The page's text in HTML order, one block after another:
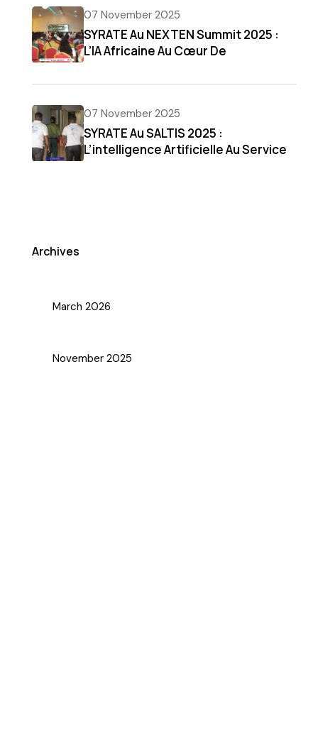
07 November 2025
SYRATE Au NEXTEN Summit 2025 :
L’IA Africaine Au Cœur De
07 November 2025
SYRATE Au SALTIS 2025 :
L’intelligence Artificielle Au Service
Archives
March 2026
November 2025